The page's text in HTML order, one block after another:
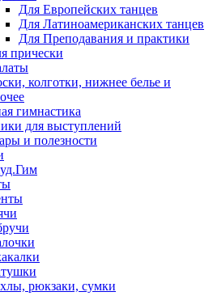
Для Европейских танцев
Для Латиноамериканских танцев
Для Преподавания и практики
прически
колготки, нижнее белье и
гимнастика
для выступлений
и полезности
рюкзаки, сумки